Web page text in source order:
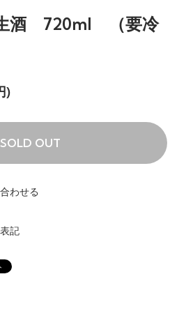
酒 720ml （要冷
)
SOLD OUT
わせる
記